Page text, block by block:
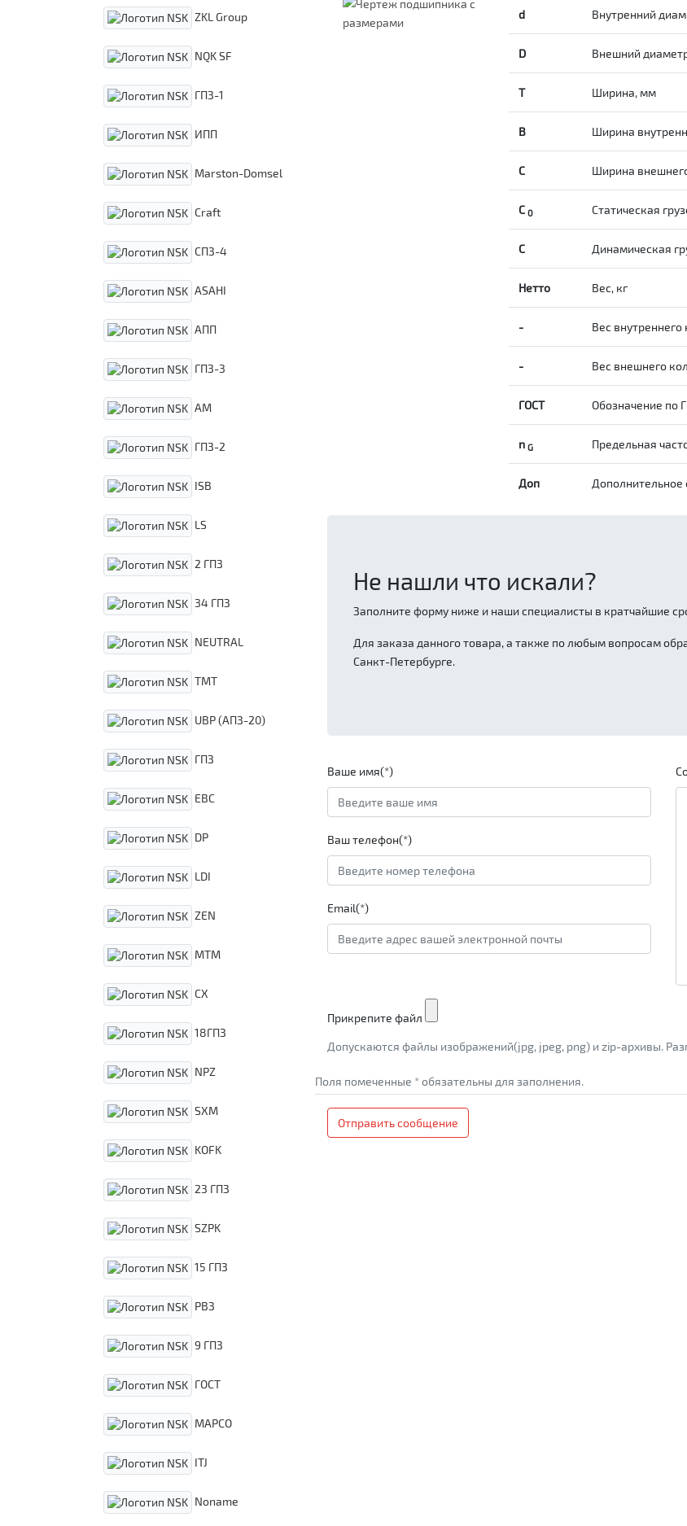
ZKL Group
NQK SF
ГПЗ-1
ИПП
Marston-Domsel
Craft
СПЗ-4
ASAHI
АПП
ГПЗ-3
АМ
ГПЗ-2
ISB
LS
2 ГПЗ
34 ГПЗ
NEUTRAL
TMT
UBP (АПЗ-20)
ГПЗ
EBC
DP
LDI
ZEN
MTM
CX
18ГПЗ
NPZ
SXM
KOFK
23 ГПЗ
SZPK
15 ГПЗ
РВЗ
9 ГПЗ
ГОСТ
MAPCO
ITJ
Noname
d Внутренний
D Внешний
T Ширина, мм
B Ширина
С Ширина
С0 Статическая
C Динамическая
Нетто Вес, кг
- Вес внутреннего
- Вес внешнего
ГОСТ Обозначение по
nG Предельная
Доп Дополнительное
Не нашли что искали?
Заполните форму ниже и наши специалисты в кратчайшие
Для заказа данного товара, а также по любым вопросам
Санкт-Петербурге.
Ваше имя(*)
Ваш телефон(*)
Email(*)
Прикрепите файл
Допускаются файлы изображений(jpg, jpeg, png) и zip-архивы.
Поля помеченные * обязательны для заполнения.
Отправить сообщение